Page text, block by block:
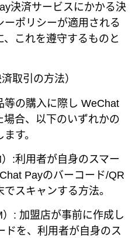
決済サービスにかかる決
ポリシーが適用される
これを遵守するものと
取引の方法）
等の購入に際し WeChat
合、以下のいずれかの
す。
:利用者が自身のスマー
Payのバーコード/QR
スキャンする方法。
: 加盟店が事前に作成し
ドを、利用者が自身のス